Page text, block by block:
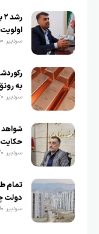
سردبیر
به
سردبیر
شواهد
حکایت
سردبیر
تمام
دولت
سردبیر